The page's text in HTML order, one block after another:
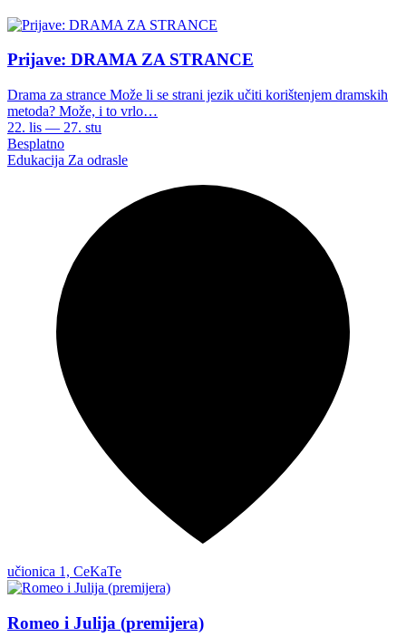
Prijave: DRAMA ZA STRANCE
Drama za strance Može li se strani jezik učiti korištenjem dramskih
metoda? Može, i to vrlo…
22. lis — 27. stu
Besplatno
Edukacija Za odrasle
učionica 1, CeKaTe
Romeo i Julija (premijera)